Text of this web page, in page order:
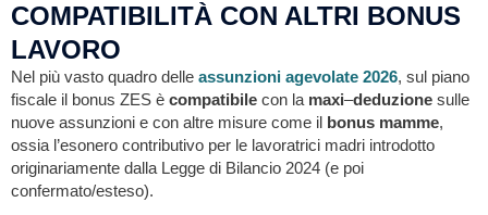
COMPATIBILITÀ CON ALTRI BONUS
LAVORO
Nel più vasto quadro delle assunzioni agevolate 2026, sul piano
fiscale il bonus ZES è compatibile con la maxi–deduzione sulle
nuove assunzioni e con altre misure come il
bonus mamme,
ossia l’esonero contributivo per le lavoratrici madri introdotto
originariamente dalla Legge di Bilancio 2024 (e poi
confermato/esteso).